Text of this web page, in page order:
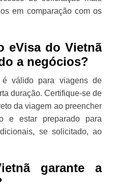
em comparação com os
eVisa do Vietnã
a negócios?
válido para viagens de
duração. Certifique-se de
da viagem ao preencher
e estar preparado para
se solicitado, ao
garante a